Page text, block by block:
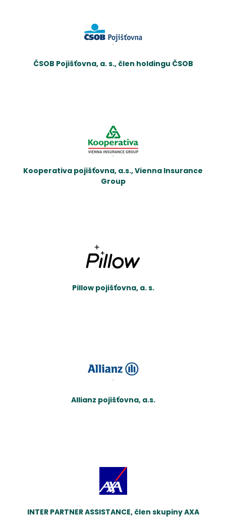
ČSOB Pojišťovna, a. s., člen holdingu ČSOB
Kooperativa pojišťovna, a.s., Vienna Insurance
Group
Pillow pojišťovna, a. s.
Allianz pojišťovna, a.s.
INTER PARTNER ASSISTANCE, člen skupiny AXA